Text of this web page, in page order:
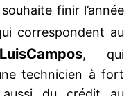
finir l’année
correspondent au
LuisCampos, qui
technicien à fort